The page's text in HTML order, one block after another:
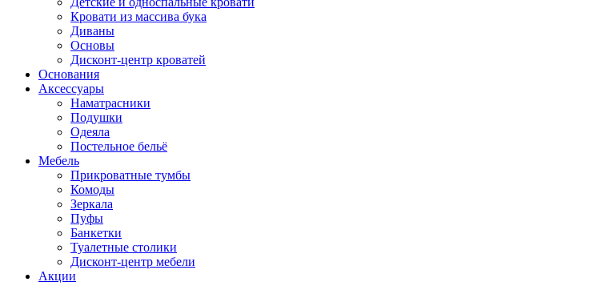
Кровати из массива бука
Диваны
Основы
Дисконт-центр кроватей
Основания
Аксессуары
Наматрасники
Подушки
Одеяла
Постельное бельё
Мебель
Прикроватные тумбы
Комоды
Зеркала
Пуфы
Банкетки
Туалетные столики
Дисконт-центр мебели
Акции